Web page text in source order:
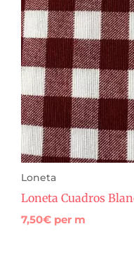
Loneta
Loneta Cuadros
7,50€ per m